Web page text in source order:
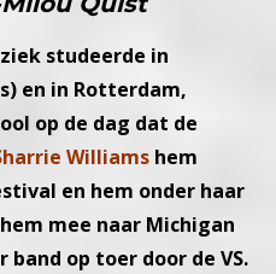
studeerde in
en in Rotterdam,
op de dag dat de
Williams hem
en hem onder haar
mee naar Michigan
op toer door de VS.